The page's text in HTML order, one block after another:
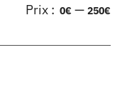
Prix : 0€ — 250€